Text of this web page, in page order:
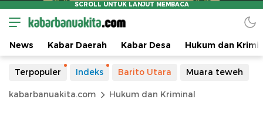
News Kabar Daerah Kabar Desa Hukum dan
Terpopuler Indeks Barito Utara Muara teweh
kabarbanuakita.com Hukum dan Kriminal